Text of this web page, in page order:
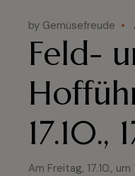
by Gemüsefreude
Feld-
17.10.,
Am Freitag, 17.10.,